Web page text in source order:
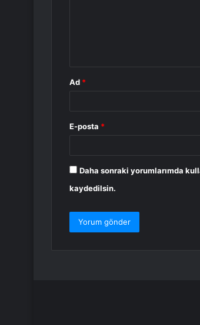
Ad *
E-posta *
Daha sonraki yorumlarımda
kaydedilsin.